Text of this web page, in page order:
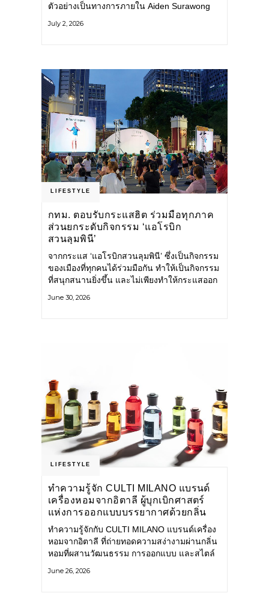
ตัวอย่างเป็นทางการภายใน Aiden Surawong
ของเมืองใหญ่ มาสัมผัสประสบการณ์การพักผ่อน
July 2, 2026
LIFESTYLE
กทม. ตอบรับกระแสฮิต ร่วมมือทุกภาค
ส่วนยกระดับกิจกรรม ‘แอโรบิก
สวนลุมพินี’
จากกระแส ‘แอโรบิกสวนลุมพินี’ ซึ่งเป็นกิจกรรม
ของเมืองที่ทุกคนได้ร่วมมือกัน ทำให้เป็นกิจกรรม
ที่สนุกสนานยิ่งขึ้น และไม่เพียงทำให้กระแสออก
กระจายไปยังหลายพื้นที่ของประเทศที่อยากออก
June 30, 2026
LIFESTYLE
ทำความรู้จัก CULTI MILANO แบรนด์
เครื่องหอมจากอิตาลี ผู้บุกเบิกศาสตร์
แห่งการออกแบบบรรยากาศด้วยกลิ่น
หอม ผสานสไตล์อันโดดเด่นอย่างลงตัว
ทำความรู้จักกับ CULTI MILANO แบรนด์เครื่อง
หอมจากอิตาลี ที่ถ่ายทอดความสง่างามผ่านกลิ่น
หอมที่ผสานวัฒนธรรม การออกแบบ และสไตล์
แบรนด์เครื่องหอมระดับลักชัวรีดีไซน์เอกลักษณ์
June 26, 2026